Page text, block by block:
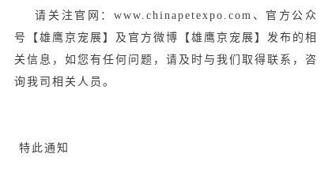
请关注官网：www.chinapetexpo.com、官方公众
号【雄鹰京宠展】及官方微博【雄鹰京宠展】发布的相
关信息，如您有任何问题，请及时与我们取得联系，咨
询我司相关人员。
特此通知